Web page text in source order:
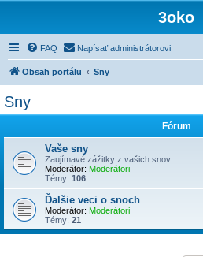
3oko
FAQ Napísať administrátorovi
Obsah portálu Sny
Sny
Fórum
Vaše sny
Zaujímavé zážitky z vašich snov
Moderátor: Moderátori
Témy: 106
Ďalšie veci o snoch
Moderátor: Moderátori
Témy: 21